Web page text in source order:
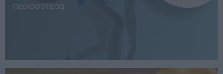
περισσότερα